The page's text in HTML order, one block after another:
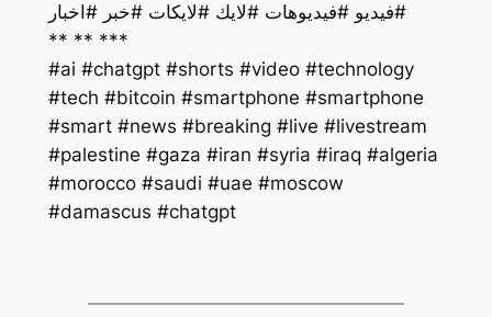
فيديو #فيديوهات #لايك #لايكات #خبر #اخبار#
** ** ***
#ai #chatgpt #shorts #video #technology
#tech #bitcoin #smartphone #smartphone
#smart #news #breaking #live #livestream
#palestine #gaza #iran #syria #iraq #algeria
#morocco #saudi #uae #moscow
#damascus #chatgpt